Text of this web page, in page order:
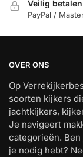
Veilig betalen
PayPal /
OVER ONS
Op
soorten kijkers
jachtkijkers,
Je navigeert
categorieën.
je nodig hebt?